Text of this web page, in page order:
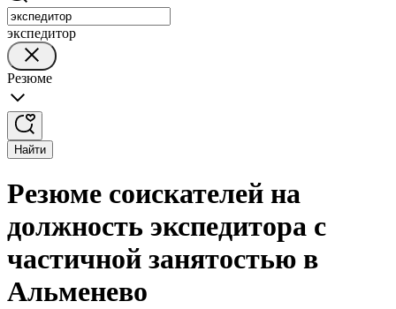
экспедитор
Резюме
Найти
Резюме соискателей на
должность экспедитора с
частичной занятостью в
Альменево